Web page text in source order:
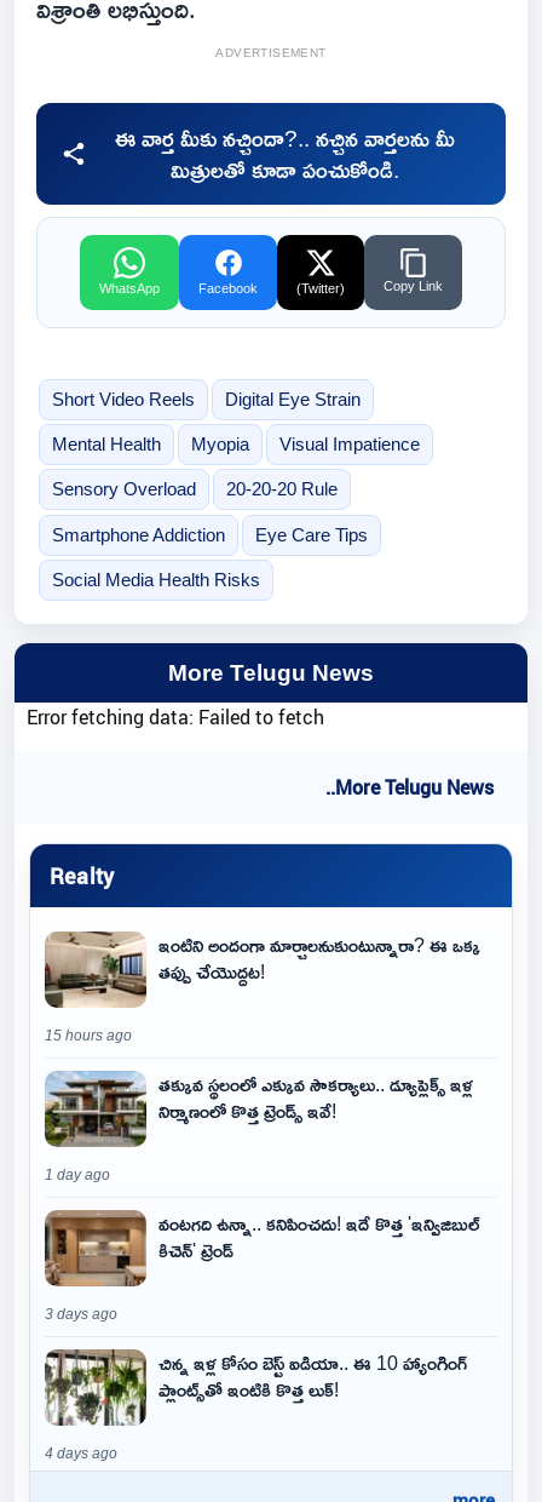
ADVERTISEMENT
ఈ వార్త మీకు నచ్చిందా?.. నచ్చిన వార్తలను మీ
మిత్రులతో కూడా పంచుకోండి.
WhatsApp Facebook (Twitter) Copy Link
Short Video Reels Digital Eye Strain
Mental Health Myopia Visual Impatience
Sensory Overload 20-20-20 Rule
Smartphone Addiction Eye Care Tips
Social Media Health Risks
More Telugu News
Error fetching data: Failed to fetch
..More Telugu News
Realty
ఇంటిని అందంగా మార్చాలనుకుంటున్నారా? ఈ ఒక్క
తప్పు చేయొద్దట!
15 hours ago
తక్కువ స్థలంలో ఎక్కువ సౌకర్యాలు.. డ్యూప్లెక్స్ ఇళ్ల
నిర్మాణంలో కొత్త ట్రెండ్స్ ఇవే!
1 day ago
వంటగది ఉన్నా.. కనిపించదు! ఇదే కొత్త 'ఇన్విజిబుల్
కిచెన్' ట్రెండ్
3 days ago
చిన్న ఇళ్ల కోసం బెస్ట్ ఐడియా.. ఈ 10 హ్యాంగింగ్
ప్లాంట్స్‌తో ఇంటికి కొత్త లుక్!
4 days ago